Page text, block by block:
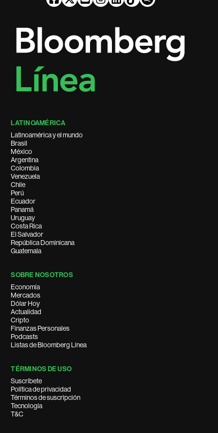
LATINOAMÉRICA
Latinoamérica y el mundo
Brasil
México
Argentina
Colombia
Venezuela
Chile
Perú
Ecuador
Panamá
Uruguay
Costa Rica
El Salvador
República Dominicana
Guatemala
SOBRE NOSOTROS
Economía
Mercados
Dólar Hoy
Actualidad
Cripto
Finanzas Personales
Podcasts
Listas de Bloomberg Línea
TÉRMINOS DE USO
Suscríbete
Política de privacidad
Términos de suscripción
Tecnología
T&C